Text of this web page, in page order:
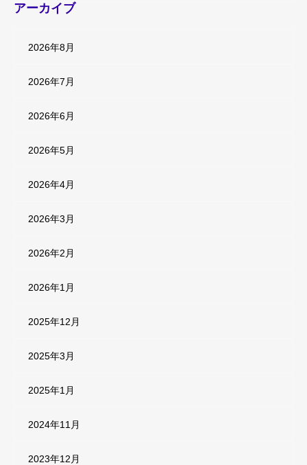
アーカイブ
2026年8月
2026年7月
2026年6月
2026年5月
2026年4月
2026年3月
2026年2月
2026年1月
2025年12月
2025年3月
2025年1月
2024年11月
2023年12月